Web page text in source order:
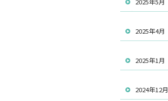
2025年4月
2025年1月
2024年12月